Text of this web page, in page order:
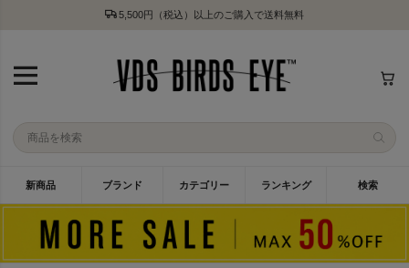
5,500円（税込）以上のご購入で送料無料
新商品 ブランド カテゴリー ランキング 検索